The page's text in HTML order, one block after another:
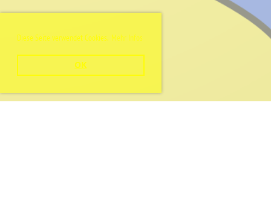
Diese Seite verwendet Cookies. Mehr Infos
OK